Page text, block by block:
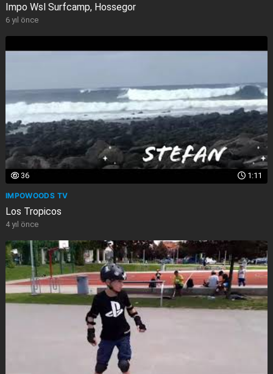
Impo Wsl Surfcamp, Hossegor
6 yıl önce
1:11
36
IMPOWOODS TV
Los Tropicos
4 yıl önce